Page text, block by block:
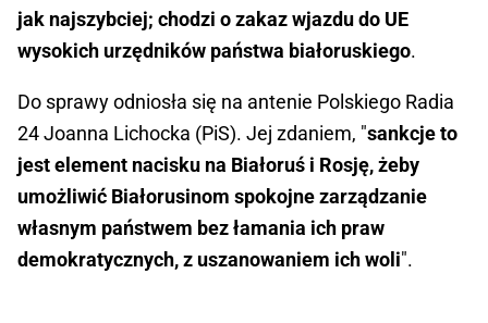
jak najszybciej; chodzi o zakaz wjazdu do UE
wysokich urzędników państwa białoruskiego.
Do sprawy odniosła się na antenie Polskiego Radia
24 Joanna Lichocka (PiS). Jej zdaniem, "sankcje to
jest element nacisku na Białoruś i Rosję, żeby
umożliwić Białorusinom spokojne zarządzanie
własnym państwem bez łamania ich praw
demokratycznych, z uszanowaniem ich woli".